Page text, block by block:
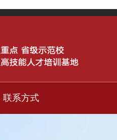
联系方式